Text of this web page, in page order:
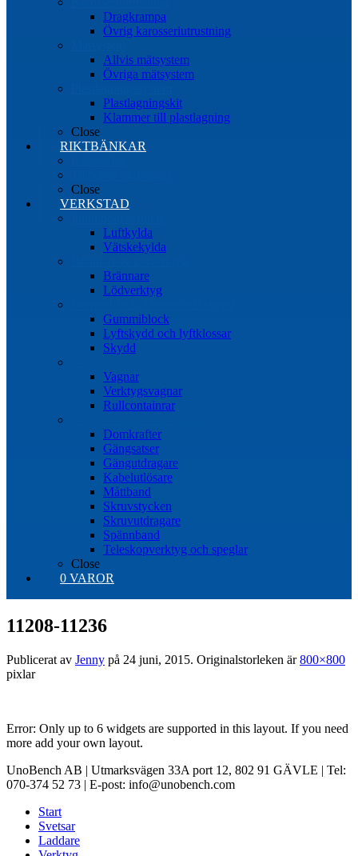
Dragkrampa
Övrig karosseriutrustning
Allvis mätsystem
Övriga mätsystem
Plastlagningskit
Klammer till plastlagning
Close
RIKTBÄNKAR
Close
VERKSTAD
Luftkylda
Vätskekylda
Brännare
Lödverktyg
Gummiblock
Lyftskydd och lyftklossar
Skydd
Vagnar
Verktygsvagnar
Rullcontainrar
Domkrafter
Gängsatser
Gängutdragare
Kabelutlösare
Måttband
Skruvstycken
Skruvutdragare
Spännband
Teleskopverktyg och speglar
Close
0 VAROR
11208-11236
Publicerat av Jenny på 24 juni, 2015. Originalstorleken är800×800
pixlar
Error: Only up to 6 widgets are supported in this layout. If you need
more add your own layout.
UnoBench AB | Utmarksvägen 33A port 12, 802 91 GÄVLE | Tel:
070-374 52 73 | E-post: info@unobench.com
Start
Svetsar
Laddare